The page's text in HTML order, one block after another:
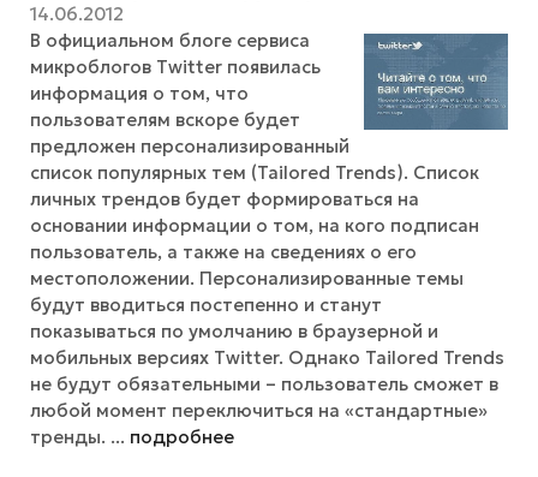
14.06.2012
В официальном блоге сервиса
микроблогов Twitter появилась
информация о том, что
пользователям вскоре будет
предложен персонализированный
список популярных тем (Tailored Trends). Список
личных трендов будет формироваться на
основании информации о том, на кого подписан
пользователь, а также на сведениях о его
местоположении. Персонализированные темы
будут вводиться постепенно и станут
показываться по умолчанию в браузерной и
мобильных версиях Twitter. Однако Tailored Trends
не будут обязательными – пользователь сможет в
любой момент переключиться на «стандартные»
тренды. ... подробнее